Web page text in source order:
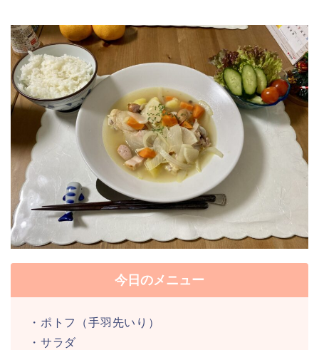
今日のメニュー
・ポトフ（手羽先いり）
・サラダ